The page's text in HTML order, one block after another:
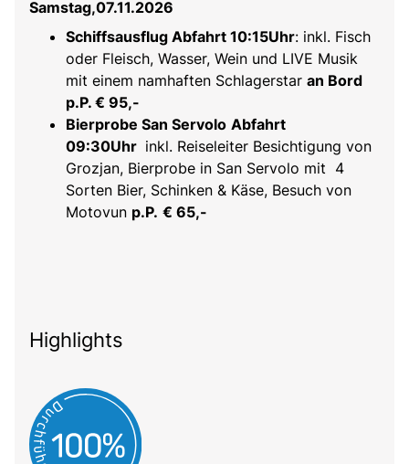
Samstag,07.11.2026
Schiffsausflug Abfahrt 10:15Uhr: inkl. Fisch
oder Fleisch, Wasser, Wein und LIVE Musik
mit einem namhaften Schlagerstar an Bord
p.P. € 95,-
Bierprobe San Servolo Abfahrt
09:30Uhr inkl. Reiseleiter Besichtigung von
Grozjan, Bierprobe in San Servolo mit 4
Sorten Bier, Schinken & Käse, Besuch von
Motovun p.P. € 65,-
Highlights